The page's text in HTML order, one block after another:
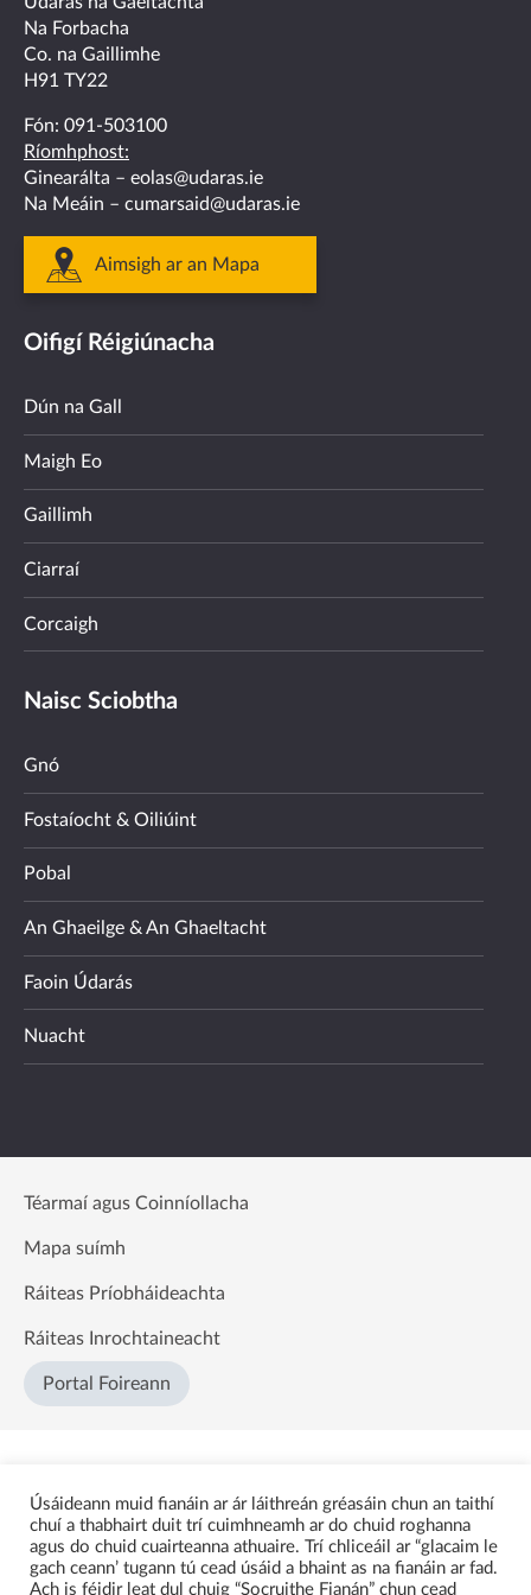
Na Forbacha
Co. na Gaillimhe
H91 TY22
Fón: 091-503100
Ríomhphost:
Ginearálta – eolas@udaras.ie
Na Meáin – cumarsaid@udaras.ie
Aimsigh ar an Mapa
Oifigí Réigiúnacha
Dún na Gall
Maigh Eo
Gaillimh
Ciarraí
Corcaigh
Naisc Sciobtha
Gnó
Fostaíocht & Oiliúint
Pobal
An Ghaeilge & An Ghaeltacht
Faoin Údarás
Nuacht
Téarmaí agus Coinníollacha
Mapa suímh
Ráiteas Príobháideachta
Ráiteas Inrochtaineacht
Portal Foireann
Úsáideann muid fianáin ar ár láithreán gréasáin chun an taithí
chuí a thabhairt duit trí cuimhneamh ar do chuid roghanna
agus do chuid cuairteanna athuaire. Trí chliceáil ar “glacaim le
gach ceann’ tugann tú cead úsáid a bhaint as na fianáin ar fad.
Ach is féidir leat dul chuig “Socruithe Fianán” chun cead